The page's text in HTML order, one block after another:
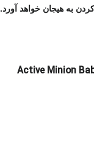
به هیجان خواهد آورد.
Active Minion